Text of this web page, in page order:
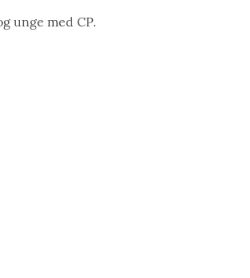
unge med CP.